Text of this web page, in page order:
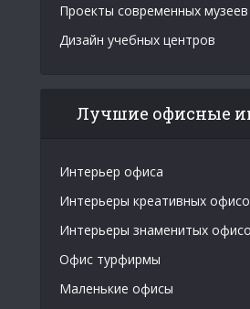
Проекты современных музеев
Дизайн учебных центров
Лучшие офисные
Интерьер офиса
Интерьеры креативных
Интерьеры знаменитых
Офис турфирмы
Маленькие офисы